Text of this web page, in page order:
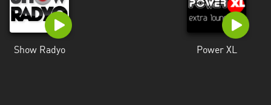
Şirnak
Sivas
Tekirdağ
Show Radyo Power XL